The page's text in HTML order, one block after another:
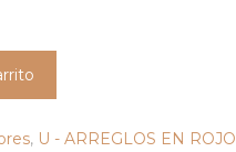
, U - ARREGLOS EN ROJO